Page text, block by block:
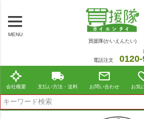
MENU
買援隊(かいえんたい)
電話注文 0120-
会社概要 支払い方法・送料 お問い合わせ お気